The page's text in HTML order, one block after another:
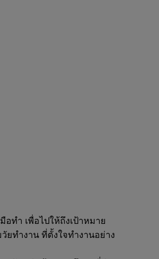
ทำ เพื่อไปให้ถึงเป้าหมาย
ยทำงาน ที่ตั้งใจทำงานอย่าง